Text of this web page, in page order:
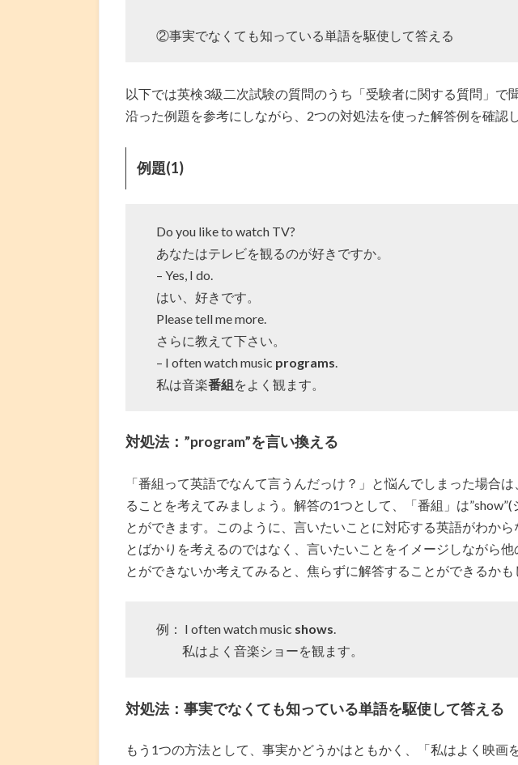
②事実でなくても知っている単語を駆使して答える
以下では英検3級二次試験の質問のうち「受験者に関する質問」で
沿った例題を参考にしながら、2つの対処法を使った解答例を確認
例題(1)
Do you like to watch TV?
あなたはテレビを観るのが好きですか。
– Yes, I do.
はい、好きです。
Please tell me more.
さらに教えて下さい。
– I often watch music programs.
私は音楽番組をよく観ます。
対処法：”program”を言い換える
「番組って英語でなんて言うんだっけ？」と悩んでしまった場合
ることを考えてみましょう。解答の1つとして、「番組」は”show”(
とができます。このように、言いたいことに対応する英語がわから
とばかりを考えるのではなく、言いたいことをイメージしながら他
とができないか考えてみると、焦らずに解答することができるかも
例： I often watch music shows.
私はよく音楽ショーを観ます。
対処法：事実でなくても知っている単語を駆使して答える
もう1つの方法として、事実かどうかはともかく、「私はよく映画